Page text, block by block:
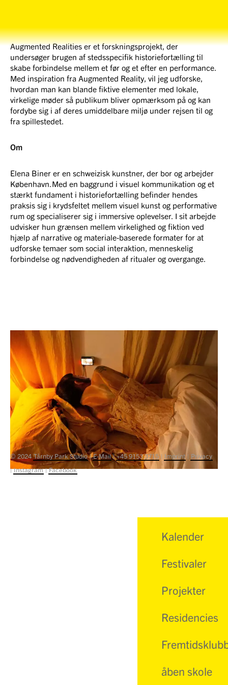
Augmented Realities er et forskningsprojekt, der
undersøger brugen af ​​stedsspecifik historiefortælling til
skabe forbindelse mellem et før og et efter en performance.
Med inspiration fra Augmented Reality, vil jeg udforske,
hvordan man kan blande fiktive elementer med lokale,
virkelige møder så publikum bliver opmærksom på og kan
fordybe sig i af deres umiddelbare miljø under rejsen til og
fra spillestedet.
Om
Elena Biner er en schweizisk kunstner, der bor og arbejder
København.Med en baggrund i visuel kommunikation og et
stærkt fundament i historiefortælling befinder hendes
praksis sig i krydsfeltet mellem visuel kunst og performative
rum og specialiserer sig i immersive oplevelser. I sit arbejde
udvisker hun grænsen mellem virkelighed og fiktion ved
hjælp af narrative og materiale-baserede formater for at
udforske temaer som social interaktion, menneskelig
forbindelse og nødvendigheden af ​​ritualer og overgange.
© 2024 Tårnby Park Studio|E-Mail|+45 9153 3715| Imprint| Privacy
|Instagram|Facebook
Kalender
Festivaler
Projekter
Residencies
åben skole